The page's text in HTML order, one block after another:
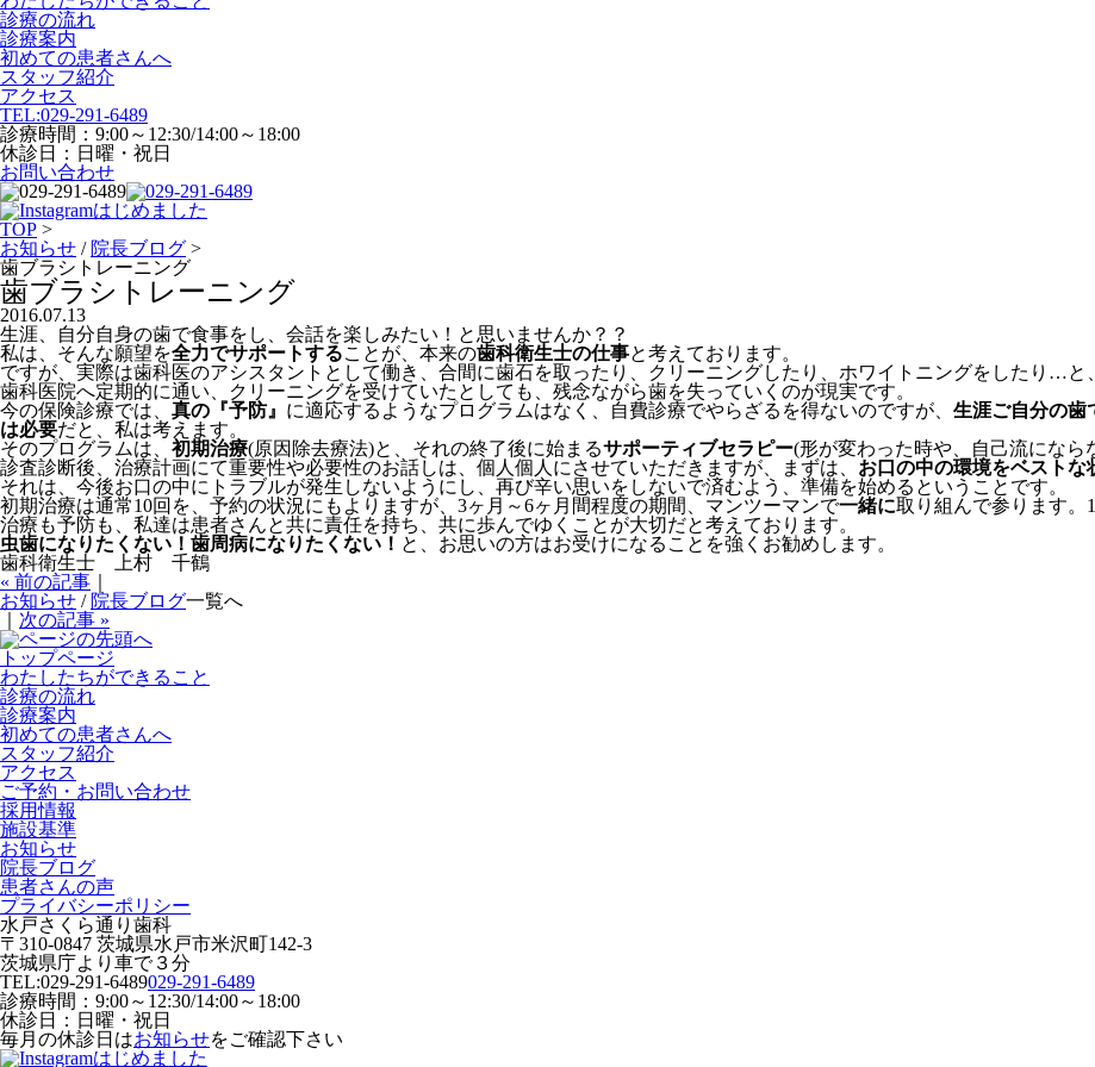
診療の流れ
診療案内
初めての患者さんへ
スタッフ紹介
アクセス
TEL:029-291-6489
診療時間：9:00～12:30/14:00～18:00
休診日：日曜・祝日
お問い合わせ
TOP >
お知らせ / 院長ブログ >
歯ブラシトレーニング
歯ブラシトレーニング
2016.07.13
生涯、自分自身の歯で食事をし、会話を楽しみたい！と思いませんか？？
私は、そんな願望を全力でサポートすることが、本来の歯科衛生士の仕事と考えております。
ですが、実際は歯科医のアシスタントとして働き、合間に歯石を取ったり、クリーニングしたり、ホワイトニングをしたり…と
歯科医院へ定期的に通い、クリーニングを受けていたとしても、残念ながら歯を失っていくのが現実です。
今の保険診療では、 真の『予防』 に適応するようなプログラムはなく、自費診療でやらざるを得ないのですが、 生涯ご自分の歯
は必要だと、私は考えます。
そのプログラムは、 初期治療(原因除去療法)と、それの終了後に始まるサポーティブセラピー(形が変わった時や、自己流になら
診査診断後、治療計画にて重要性や必要性のお話しは、個人個人にさせていただきますが、まずは、 お口の中の環境をベストな
それは、今後お口の中にトラブルが発生しないようにし、再び辛い思いをしないで済むよう、準備を始めるということです。
初期治療は通常10回を、予約の状況にもよりますが、3ヶ月～6ヶ月間程度の期間、マンツーマンで一緒に取り組んで参ります。
治療も予防も、私達は患者さんと共に責任を持ち、共に歩んでゆくことが大切だと考えております。
虫歯になりたくない！歯周病になりたくない！ と、お思いの方はお受けになることを強くお勧めします。
歯科衛生士 上村 千鶴
« 前の記事
お知らせ / 院長ブログ一覧へ
次の記事 »
トップページ
わたしたちができること
診療の流れ
診療案内
初めての患者さんへ
スタッフ紹介
アクセス
ご予約・お問い合わせ
採用情報
施設基準
お知らせ
院長ブログ
患者さんの声
プライバシーポリシー
水戸さくら通り歯科
〒310-0847 茨城県水戸市米沢町142-3
茨城県庁より車で３分
TEL:029-291-6489029-291-6489
診療時間：9:00～12:30/14:00～18:00
休診日：日曜・祝日
毎月の休診日はお知らせをご確認下さい